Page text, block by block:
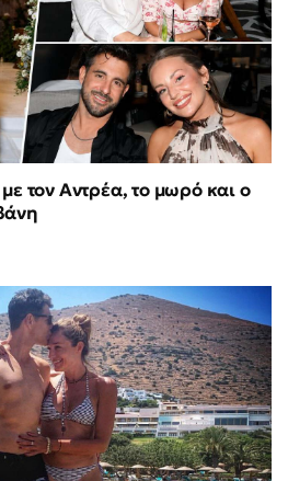
τον Αντρέα, το μωρό και ο